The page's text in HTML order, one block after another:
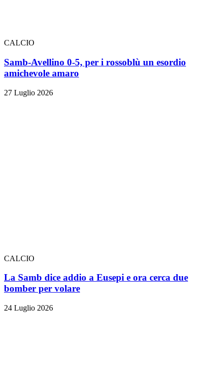
CALCIO
Samb-Avellino 0-5, per i rossoblù un esordio
amichevole amaro
27 Luglio 2026
CALCIO
La Samb dice addio a Eusepi e ora cerca due
bomber per volare
24 Luglio 2026